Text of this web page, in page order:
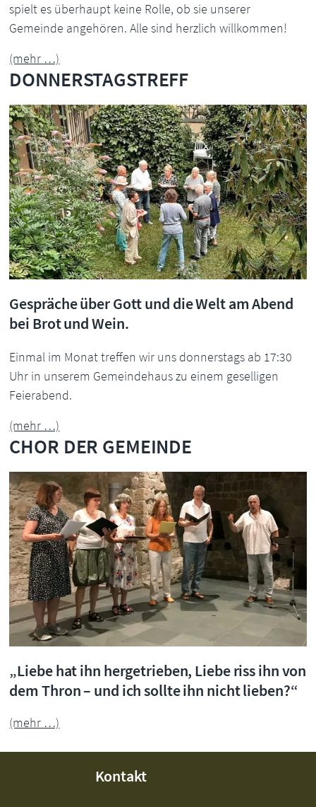
spielt es überhaupt keine Rolle, ob sie unserer
Gemeinde angehören. Alle sind herzlich willkommen!
(mehr …)
DONNERSTAGSTREFF
Gespräche über Gott und die Welt am Abend
bei Brot und Wein.
Einmal im Monat treffen wir uns donnerstags ab 17:30
Uhr in unserem Gemeindehaus zu einem geselligen
Feierabend.
(mehr …)
CHOR DER GEMEINDE
„Liebe hat ihn hergetrieben, Liebe riss ihn von
dem Thron – und ich sollte ihn nicht lieben?“
(mehr …)
Kontakt